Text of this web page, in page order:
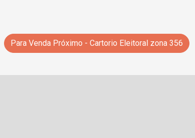
Para Venda Próximo - Cartorio Eleitoral zona 356